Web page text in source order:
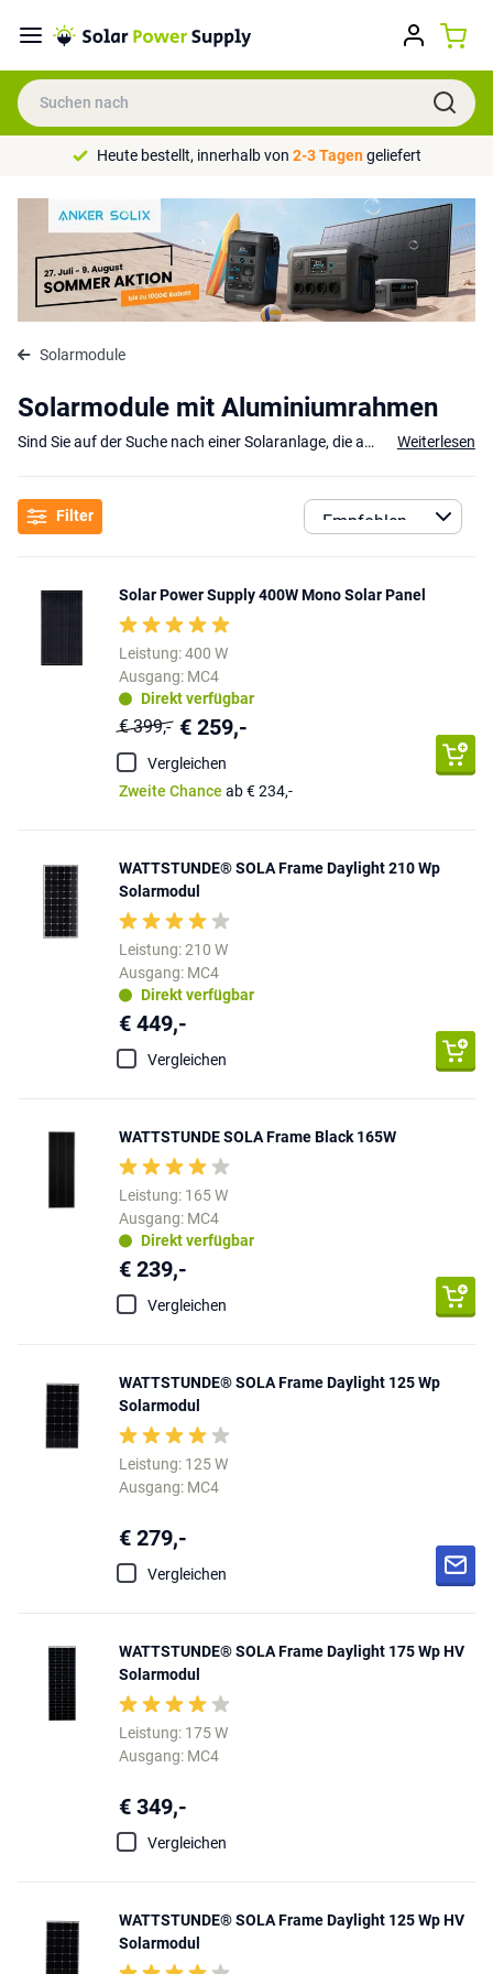
Heute bestellt, innerhalb von 2-3 Tagengeliefert
Solarmodule
Solarmodule mit Aluminiumrahmen
Sind Sie auf der Suche nach einer Solaranlage, die auf einem Flachdach montiert werden kann, ohne dass man über die Solarmodule laufen muss? Schauen Sie sich dann unsere Solarmodule mit Aluminiumrahmen an! Diese lassen sich problemlos installieren und eignen sich hervorragend für
Bei Top-Marken wie Solar Power Supply Goal Zero
Weiterlesen
Filter
Solar Power Supply 400W Mono Solar Panel
Leistung: 400 W
Ausgang: MC4
Direkt verfügbar
€ 399,- € 259,-
Vergleichen
Zweite Chance ab € 234,-
WATTSTUNDE® SOLA Frame Daylight 210 Wp
Solarmodul
Leistung: 210 W
Ausgang: MC4
Direkt verfügbar
€ 449,-
Vergleichen
WATTSTUNDE SOLA Frame Black 165W
Leistung: 165 W
Ausgang: MC4
Direkt verfügbar
€ 239,-
Vergleichen
WATTSTUNDE® SOLA Frame Daylight 125 Wp
Solarmodul
Leistung: 125 W
Ausgang: MC4
€ 279,-
Vergleichen
WATTSTUNDE® SOLA Frame Daylight 175 Wp HV
Solarmodul
Leistung: 175 W
Ausgang: MC4
€ 349,-
Vergleichen
WATTSTUNDE® SOLA Frame Daylight 125 Wp HV
Solarmodul